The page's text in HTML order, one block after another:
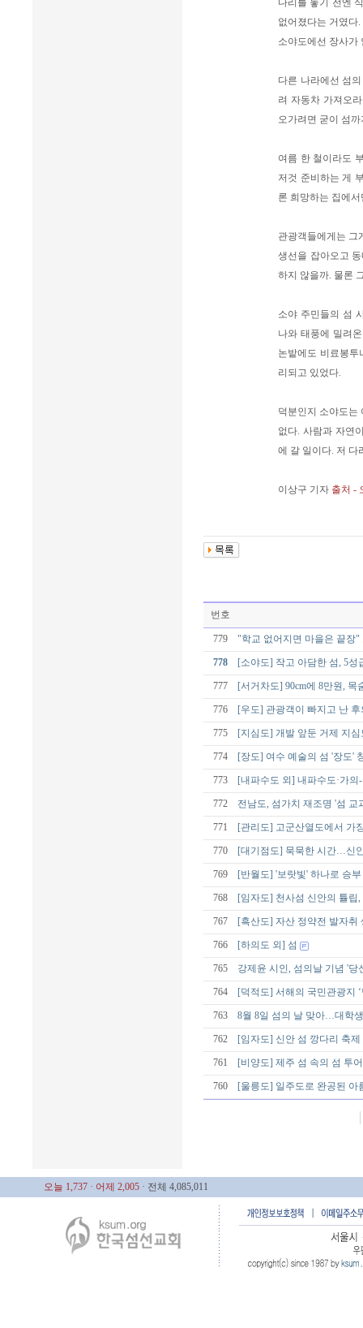
다리를 놓기 전엔
없어졌다는 거였다
소야도에선 장사가
다른 나라에선 섬
려 자동차 가져오
오가려면 굳이 섬
여름 한 철이라도
저것 준비하는 게
론 희망하는 집에
관광객들에게는 그
생선을 잡아오고
하지 않을까. 물론
소야 주민들의 섬
나와 태풍에 밀려
논밭에도 비료봉
리되고 있었다.
덕분인지 소야도는
없다. 사람과 자연
에 갈 일이다. 저 다
이상구 기자 출처 -
번호
779 "학교 없어지면 마을은 끝장
778 [소야도] 작고 아담한 섬, 5성
777 [서거차도] 90cm에 8만원,
776 [우도] 관광객이 빠지고 난 후
775 [지심도] 개발 앞둔 거제 지
774 [장도] 여수 예술의 섬 '장도'
773 [내파수도 외] 내파수도·가의
772 전남도, 섬가치 재조명 '섬 교
771 [관리도] 고군산열도에서 가
770 [대기점도] 묵묵한 시간…신
769 [반월도] '보랏빛' 하나로 승
768 [임자도] 천사섬 신안의 튤립
767 [흑산도] 자산 정약전 발자취
766 [하의도 외] 섬
765 강제윤 시인, 섬의날 기념 '당
764 [덕적도] 서해의 국민관광지
763 8월 8일 섬의 날 맞아…대학
762 [임자도] 신안 섬 깡다리 축
761 [비양도] 제주 섬 속의 섬 투
760 [울릉도] 일주도로 완공된 아
오늘 1,737 · 어제 2,005 · 전체 4,085,011